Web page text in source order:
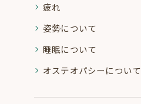
疲れ
姿勢について
睡眠について
オステオパシーについて